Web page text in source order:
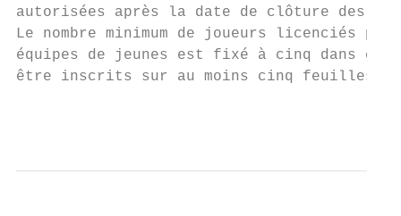
autorisées après la date de clôture des
Le nombre minimum de joueurs licenciés
équipes de jeunes est fixé à cinq dans
être inscrits sur au moins cinq feuilles de